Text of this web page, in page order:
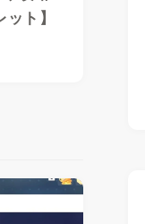
ト】